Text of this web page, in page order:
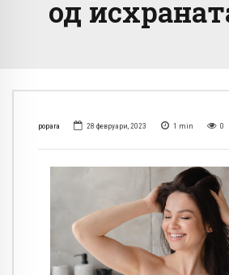
од
popara 28 февруари, 2023 1 min 0